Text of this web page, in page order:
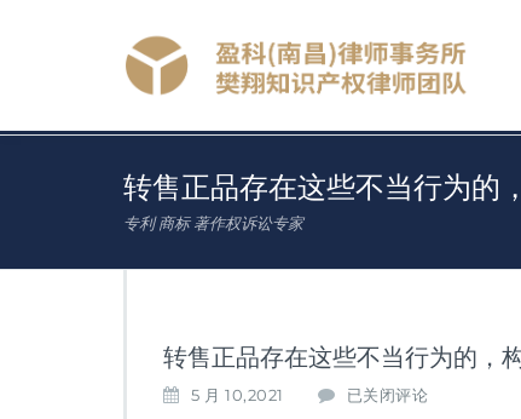
转售正品存在这些不当行为的
专利 商标 著作权诉讼专家
转售正品存在这些不当行为的，
5 月 10,2021
转
已关闭评论